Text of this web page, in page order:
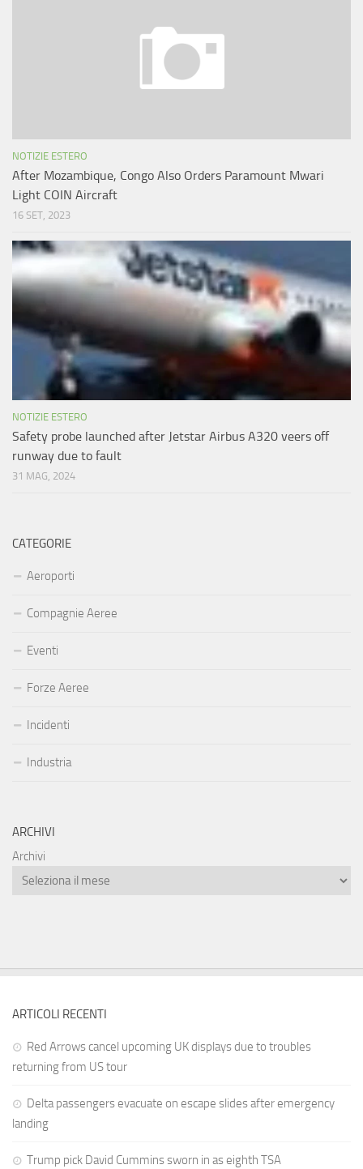
NOTIZIE ESTERO
After Mozambique, Congo Also Orders Paramount Mwari
Light COIN Aircraft
16 SET, 2023
NOTIZIE ESTERO
Safety probe launched after Jetstar Airbus A320 veers off
runway due to fault
31 MAG, 2024
CATEGORIE
Aeroporti
Compagnie Aeree
Eventi
Forze Aeree
Incidenti
Industria
ARCHIVI
Archivi
ARTICOLI RECENTI
Red Arrows cancel upcoming UK displays due to troubles
returning from US tour
Delta passengers evacuate on escape slides after emergency
landing
Trump pick David Cummins sworn in as eighth TSA